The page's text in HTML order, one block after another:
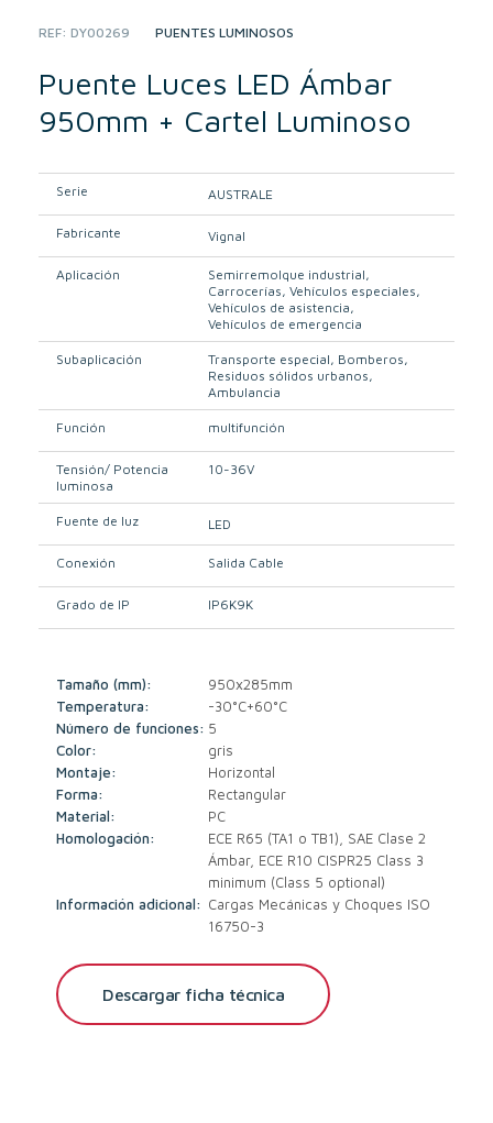
REF:DY00269
CATEGORY:PUENTES LUMINOSOS
Puente Luces LED Ámbar
950mm + Cartel Luminoso
Serie AUSTRALE
Fabricante Vignal
Aplicación
Semirremolque industrial
Carrocerías Vehículos especiales
Vehículos de asistencia
Vehículos de emergencia
Subaplicación Transporte especial Bomberos
Residuos sólidos urbanos
Ambulancia
Función multifunción
Tensión/ Potencia
luminosa
10-36V
Fuente de luz LED
Conexión Salida Cable
Grado de IP IP6K9K
Tamaño (mm):
950x285mm
Temperatura:
-30°C+60°C
Número de funciones: 5
Color:
gris
Montaje:
Horizontal
Forma:
Rectangular
Material:
PC
Homologación:
ECE R65 (TA1 o TB1), SAE Clase 2
Ámbar, ECE R10 CISPR25 Class 3
minimum (Class 5 optional)
Información adicional: Cargas Mecánicas y Choques ISO
16750-3
Descargar ficha técnica